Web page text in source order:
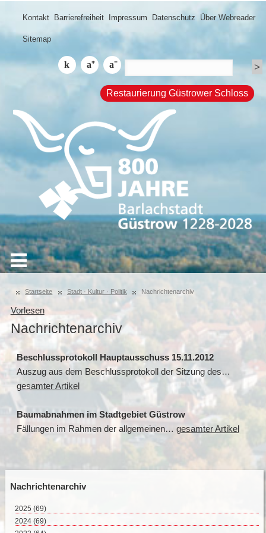
Kontakt Barrierefreiheit Impressum Datenschutz Über Webreader
Sitemap
Restaurierung Güstrower Schloss
Startseite Stadt · Kultur · Politik Nachrichtenarchiv
Vorlesen
Nachrichtenarchiv
Beschlussprotokoll Hauptausschuss 15.11.2012
Auszug aus dem Beschlussprotokoll der Sitzung des…
gesamter Artikel
Baumabnahmen im Stadtgebiet Güstrow
Fällungen im Rahmen der allgemeinen… gesamter Artikel
Nachrichtenarchiv
2025 (69)
August 2025 (2)
Juli 2025 (9)
2024 (69)